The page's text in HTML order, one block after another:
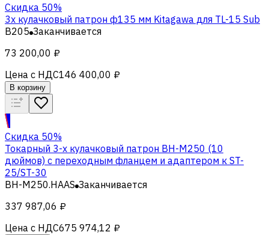
Скидка 50%
3х кулачковый патрон ф135 мм Kitagawa для TL-15 Sub
B205 Заканчивается
73 200,00 ₽
Цена с НДС146 400,00 ₽
В корзину
Скидка 50%
Токарный 3-х кулачковый патрон ВН-M250 (10
дюймов) с переходным фланцем и адаптером к ST-
25/ST-30
BH-M250.HAAS Заканчивается
337 987,06 ₽
Цена с НДС675 974,12 ₽